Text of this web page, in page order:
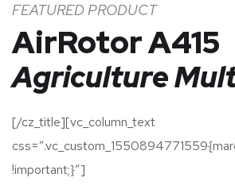
FEATURED PRODUCT
AirRotor A415
Agriculture
[/cz_title][vc_column_text
!important;}”]